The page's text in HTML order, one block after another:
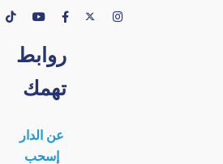
روابط
تهمك
عن الدار
إسحب